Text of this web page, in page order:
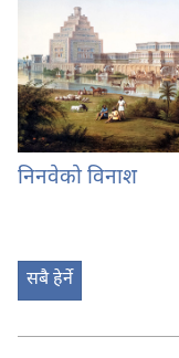
निनवेको विनाश
सबै हेर्ने